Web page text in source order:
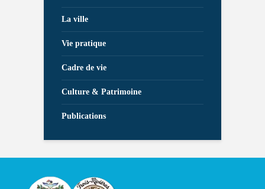
La ville
Vie pratique
Cadre de vie
Culture & Patrimoine
Publications